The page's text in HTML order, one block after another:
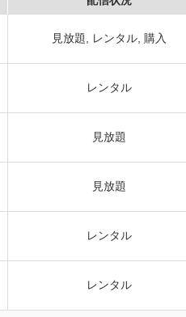
見放題, レンタル, 購入
レンタル
見放題
見放題
レンタル
レンタル